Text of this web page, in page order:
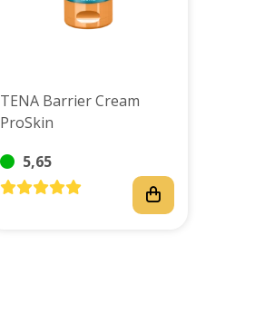
TENA Barrier Cream
ProSkin
5,65